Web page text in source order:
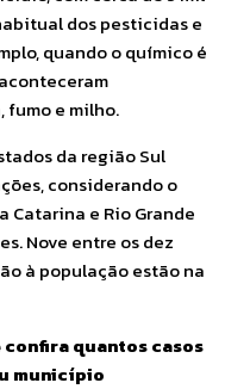
dos pesticidas e
quando o químico é
fumo e milho.
da região Sul
considerando o
Catarina e Rio Grande
Nove entre os dez
à população estão na
confira quantos casos
município